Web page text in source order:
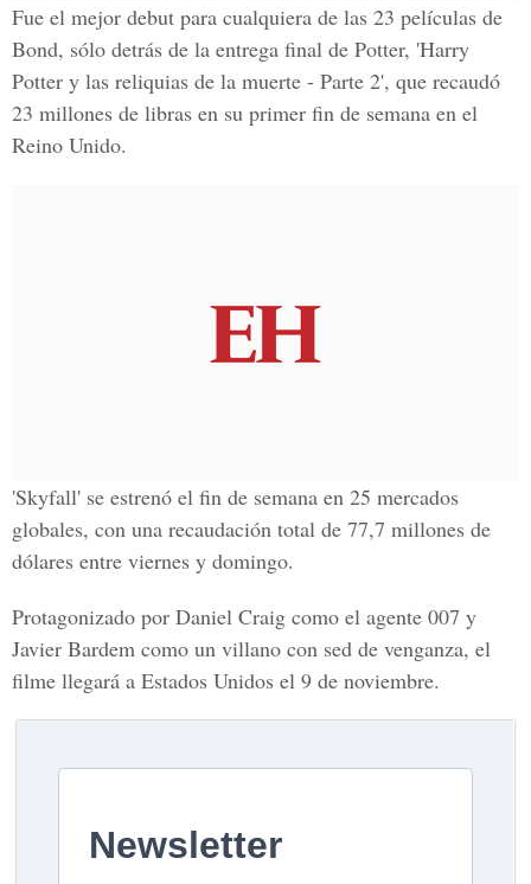
Fue el mejor debut para cualquiera de las 23 películas de
Bond, sólo detrás de la entrega final de Potter, 'Harry
Potter y las reliquias de la muerte - Parte 2', que recaudó
23 millones de libras en su primer fin de semana en el
Reino Unido.
'Skyfall' se estrenó el fin de semana en 25 mercados
globales, con una recaudación total de 77,7 millones de
dólares entre viernes y domingo.
Protagonizado por Daniel Craig como el agente 007 y
Javier Bardem como un villano con sed de venganza, el
filme llegará a Estados Unidos el 9 de noviembre.